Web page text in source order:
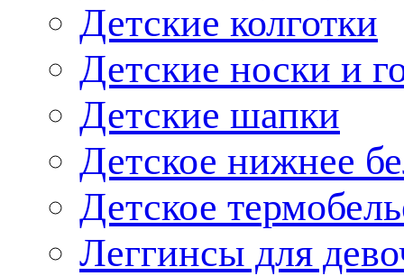
Детские колготки
Детские носки и
Детские шапки
Детское нижнее
Детское
Леггинсы для